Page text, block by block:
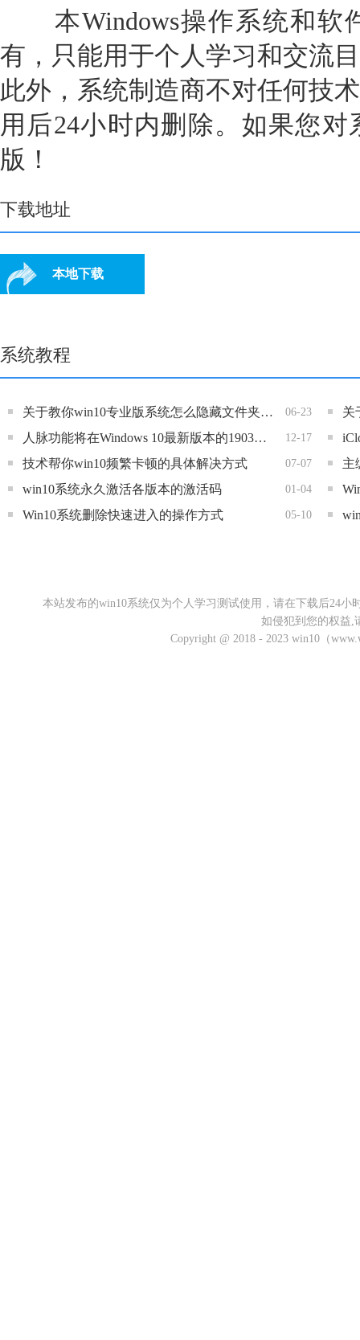
本Windows操作系统和软
有，只能用于个人学习和交流
此外，系统制造商不对任何技
用后24小时内删除。如果您
版！
下载地址
本地下载
系统教程
06-23
关于教你win10专业版系统怎么隐藏文件夹“以前的详细处理方式
12-17
人脉功能将在Windows 10最新版本的1903版中被砍掉
07-07
技术帮你win10频繁卡顿的具体解决方式 主
01-04
win10系统永久激活各版本的激活码
05-10
Win10系统删除快速进入的操作方式
本站发布的win10系统仅为个人学习测试使用，请在下载后24
如侵犯到您的权益,
Copyright @ 2018 - 2023 win10（